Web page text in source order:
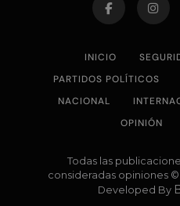
INICIO
PARTIDOS POLÍTICOS
NACIONAL
OPINIÓN
Todas las
consideradas opiniones
Developed By